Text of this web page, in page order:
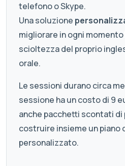
telefono o Skype.
Una soluzione
migliorare in ogni
scioltezza del proprio
orale.
Le sessioni durano circa
sessione ha un costo di 9
anche pacchetti scontati di
costruire insieme un piano
personalizzato.